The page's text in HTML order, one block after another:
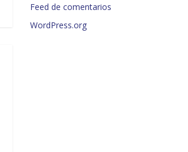
Feed de comentarios
WordPress.org